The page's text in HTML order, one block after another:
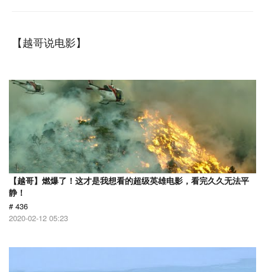
【越哥说电影】
【越哥】燃爆了！这才是我想看的超级英雄电影，看完久久无法平
静！
# 436
2020-02-12 05:23